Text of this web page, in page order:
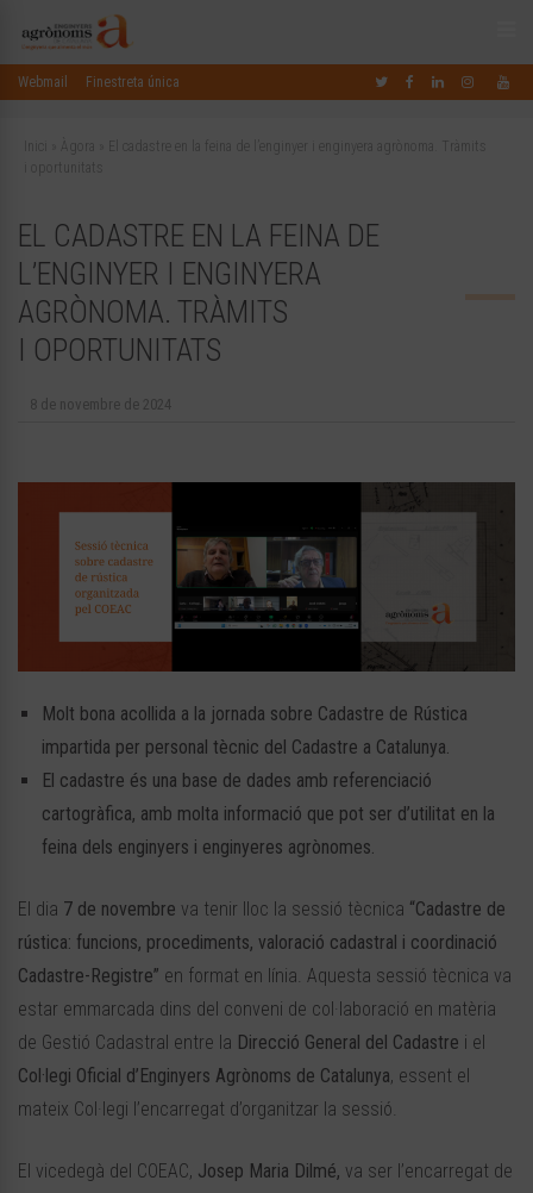
Webmail Finestreta única
Inici Àgora
El cadastre en la feina de l’enginyer i enginyera agrònoma. Tràmits
i oportunitats
EL CADASTRE EN LA FEINA DE
L’ENGINYER I ENGINYERA
AGRÒNOMA. TRÀMITS
I OPORTUNITATS
8 de novembre de 2024
Molt bona acollida a la jornada sobre Cadastre de Rústica
impartida per personal tècnic del Cadastre a Catalunya.
El cadastre és una base de dades amb referenciació
cartogràfica, amb molta informació que pot ser d’utilitat en la
feina dels enginyers i enginyeres agrònomes.
El dia 7 de novembre va tenir lloc la sessió tècnica “Cadastre de
rústica: funcions, procediments, valoració cadastral i coordinació
Cadastre-Registre” en format en línia. Aquesta sessió tècnica va
estar emmarcada dins del conveni de col·laboració en matèria
de Gestió Cadastral entre la Direcció General del Cadastre i el
Col·legi Oficial d’Enginyers Agrònoms de Catalunya, essent el
mateix Col·legi l’encarregat d’organitzar la sessió.
El vicedegà del COEAC, Josep Maria Dilmé, va ser l’encarregat de